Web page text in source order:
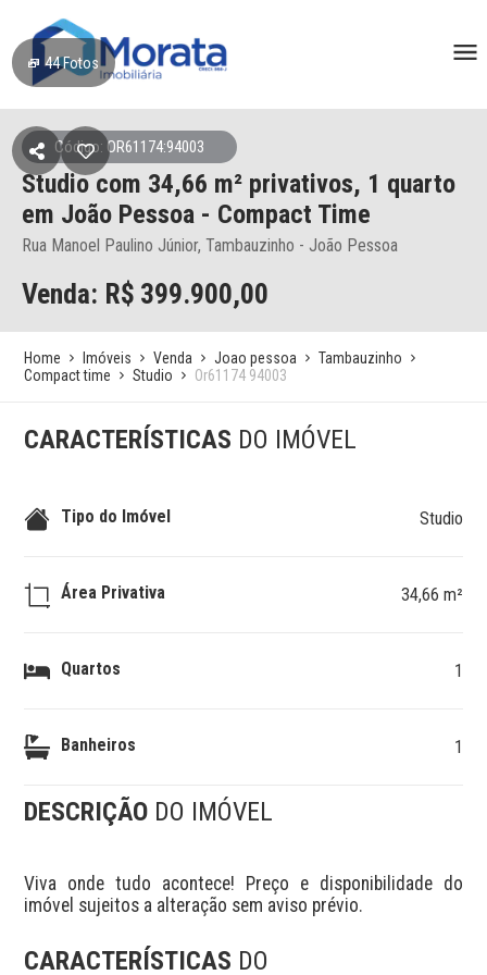
44Fotos
Código: OR61174:94003
Studio com 34,66 m² privativos, 1 quarto
em João Pessoa - Compact Time
Rua Manoel Paulino Júnior, Tambauzinho - João Pessoa
Venda: R$ 399.900,00
Home Imóveis Venda Joao pessoa
Tambauzinho
Compact time
Studio Or61174 94003
CARACTERÍSTICAS DO IMÓVEL
Tipo do Imóvel Studio
Área Privativa 34,66 m²
Quartos 1
Banheiros 1
DESCRIÇÃO DO IMÓVEL
Viva onde tudo acontece! Preço e disponibilidade do
imóvel sujeitos a alteração sem aviso prévio.
CARACTERÍSTICAS DO